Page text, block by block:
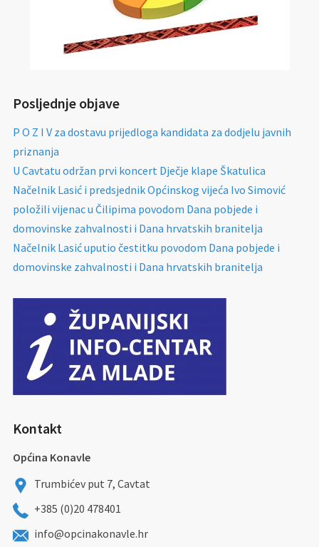
Posljednje objave
P O Z I V za dostavu prijedloga kandidata za dodjelu javnih
priznanja
U Cavtatu održan prvi koncert Dječje klape Škatulica
Načelnik Lasić i predsjednik Općinskog vijeća Ivo Simović
položili vijenac u Čilipima povodom Dana pobjede i
domovinske zahvalnosti i Dana hrvatskih branitelja
Načelnik Lasić uputio čestitku povodom Dana pobjede i
domovinske zahvalnosti i Dana hrvatskih branitelja
Kontakt
Općina Konavle
Trumbićev put 7, Cavtat
+385 (0)20 478401
info@opcinakonavle.hr